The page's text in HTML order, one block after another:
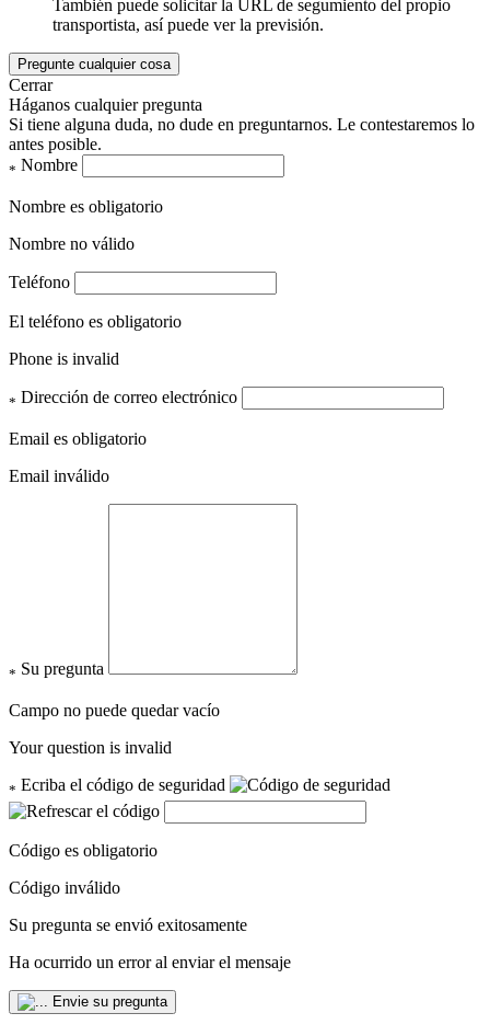
También puede solicitar la URL de segumiento del propio
transportista, así puede ver la previsión.
Pregunte cualquier cosa
Cerrar
Háganos cualquier pregunta
Si tiene alguna duda, no dude en preguntarnos. Le contestaremos lo
antes posible.
* Nombre
Nombre es obligatorio
Nombre no válido
Teléfono
El teléfono es obligatorio
Phone is invalid
* Dirección de correo electrónico
Email es obligatorio
Email inválido
* Su pregunta
Campo no puede quedar vacío
Your question is invalid
* Ecriba el código de seguridad
Código es obligatorio
Código inválido
Su pregunta se envió exitosamente
Ha ocurrido un error al enviar el mensaje
Envie su pregunta